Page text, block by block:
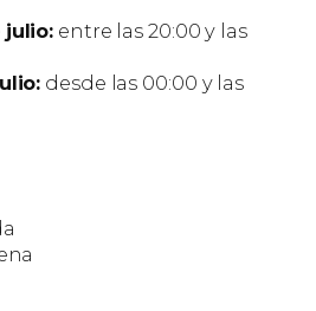
julio: entre las 20:00 y las
desde las 00:00 y las